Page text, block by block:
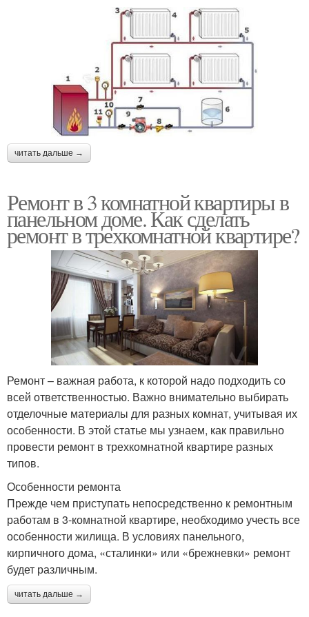
читать дальше →
Ремонт в 3 комнатной квартиры в
панельном доме. Как сделать
ремонт в трехкомнатной квартире?
Ремонт – важная работа, к которой надо подходить со
всей ответственностью. Важно внимательно выбирать
отделочные материалы для разных комнат, учитывая их
особенности. В этой статье мы узнаем, как правильно
провести ремонт в трехкомнатной квартире разных
типов.
Особенности ремонта
Прежде чем приступать непосредственно к ремонтным
работам в 3-комнатной квартире, необходимо учесть все
особенности жилища. В условиях панельного,
кирпичного дома, «сталинки» или «брежневки» ремонт
будет различным.
читать дальше →